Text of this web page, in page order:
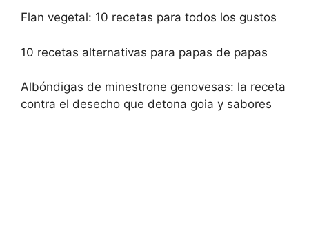
Flan vegetal: 10 recetas para todos los gustos
10 recetas alternativas para papas de papas
Albóndigas de minestrone genovesas: la receta
contra el desecho que detona goia y sabores